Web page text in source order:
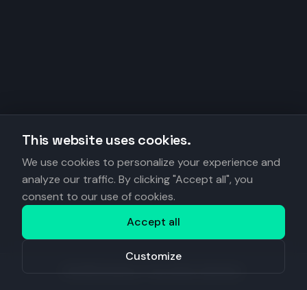
This website uses cookies.
We use cookies to personalize your experience and
analyze our traffic. By clicking "Accept all", you
consent to our use of cookies.
Accept all
Customize